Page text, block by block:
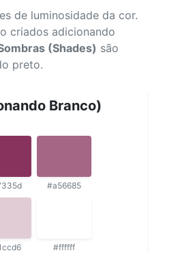
de luminosidade da cor.
criados adicionando
(Shades) são
preto.
Branco)
#a56685
#ffffff